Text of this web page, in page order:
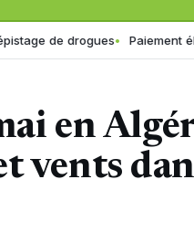
Paiement électronique
en
vents